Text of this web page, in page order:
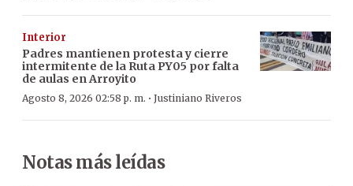
Interior
Padres mantienen protesta y cierre
intermitente de la Ruta PY05 por falta
de aulas en Arroyito
Agosto 8, 2026 02:58 p. m. · Justiniano Riveros
Notas más leídas